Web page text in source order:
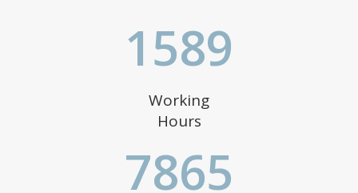
1589
Working
Hours
7865